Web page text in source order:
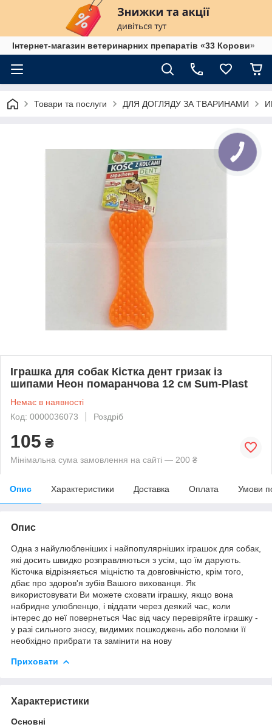
Інтернет-магазин ветеринарних препаратів «33 Корови»
Товари та послуги ДЛЯ ДОГЛЯДУ ЗА ТВАРИНАМИ
Іграшка для собак Кістка дент гризак із
шипами Неон помаранчова 12 см Sum-Plast
Немає в наявності
Код: 0000036073
Роздріб
105 ₴
Мінімальна сума замовлення на сайті — 200 ₴
Опис Характеристики Доставка Оплата Умови
Опис
Одна з найулюбленіших і найпопулярніших іграшок для собак,
які досить швидко розправляються з усім, що їм дарують.
Кісточка відрізняється міцністю та довговічністю, крім того,
дбає про здоров'я зубів Вашого вихованця. Як
використовувати Ви можете сховати іграшку, якщо вона
набридне улюбленцю, і віддати через деякий час, коли
інтерес до неї повернеться Час від часу перевіряйте іграшку -
у разі сильного зносу, видимих ​​пошкоджень або поломки її
необхідно прибрати та замінити на нову
Приховати
Характеристики
Основні
КНОПКА
ЗВ'ЯЗКУ